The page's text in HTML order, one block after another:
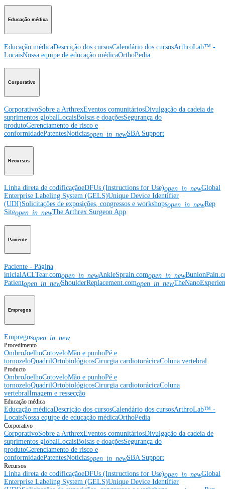
Educação médica
Educação médicaDescrição dos cursosCalendário dos cursosArthroLab™ -
LocaisNossa equipe de educação médicaOrthoPedia
Corporativo
CorporativoSobre a ArthrexEventos comunitáriosDivulgação da cadeia de
suprimentos globalLocaisBolsas e doaçõesSegurança do
produtoGerenciamento de risco e
conformidadePatentesNotíciasopen_in_newSBA Support
Recursos
Linha direta de codificaçãoeDFUs (Instructions for Use)open_in_newGlobal
Enterprise Labeling System (GELS)Unique Device Identifier
(UDI)Solicitações de exposições, congressos e workshopsopen_in_newRep
Siteopen_in_newThe Arthrex Surgeon App
Paciente
Paciente - Página
inicial ACLTear.comopen_in_newAnkleSprain.comopen_in_new
Patientopen_in_newShoulderReplacement.comopen_in_new
Empregos
Empregosopen_in_new
Procedimento
OmbroJoelhoCotoveloMão e punhoPé e
tornozeloQuadrilOrtobiológicosCirurgia cardiotorácicaColuna vertebral
Producto
OmbroJoelhoCotoveloMão e punhoPé e
tornozeloQuadrilOrtobiológicosCirurgia cardiotorácicaColuna
vertebralImagem e ressecção
Educação médica
Educação médicaDescrição dos cursosCalendário dos cursosArthroLab™ -
LocaisNossa equipe de educação médicaOrthoPedia
Corporativo
CorporativoSobre a ArthrexEventos comunitáriosDivulgação da cadeia de
suprimentos globalLocaisBolsas e doaçõesSegurança do
produtoGerenciamento de risco e
conformidadePatentesNotíciasopen_in_newSBA Support
Recursos
Linha direta de codificaçãoeDFUs (Instructions for Use)open_in_newGlobal
Enterprise Labeling System (GELS)Unique Device Identifier